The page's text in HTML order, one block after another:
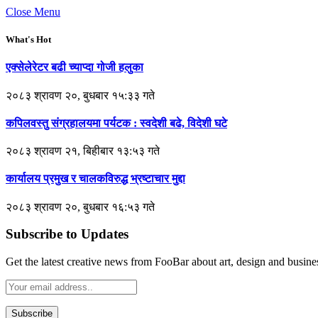
Close Menu
What's Hot
एक्सेलेरेटर बढी च्याप्दा गोजी हलुका
२०८३ श्रावण २०, बुधबार १५:३३ गते
कपिलवस्तु संग्रहालयमा पर्यटक : स्वदेशी बढे, विदेशी घटे
२०८३ श्रावण २१, बिहीबार १३:५३ गते
कार्यालय प्रमुख र चालकविरुद्ध भ्रष्टाचार मुद्दा
२०८३ श्रावण २०, बुधबार १६:५३ गते
Subscribe to Updates
Get the latest creative news from FooBar about art, design and